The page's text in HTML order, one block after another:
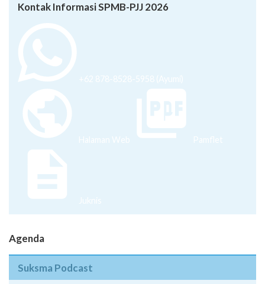
Kontak Informasi SPMB-PJJ 2026
+62 878-8528-5958 (Ayumi)
Halaman Web Pamflet
Juknis
Agenda
Suksma Podcast